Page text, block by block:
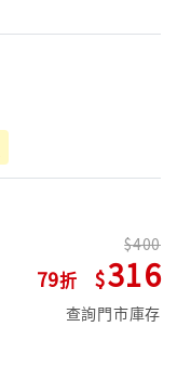
79
400
316
查詢門市庫存